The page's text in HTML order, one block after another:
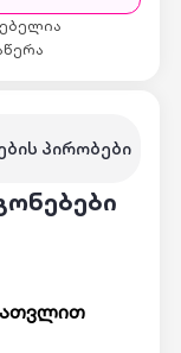
პირობები